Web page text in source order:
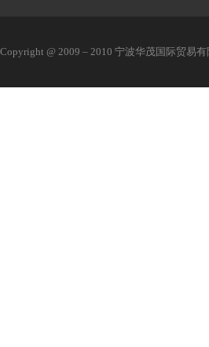
Copyright @ 2009 – 2010 宁波华茂国际贸易